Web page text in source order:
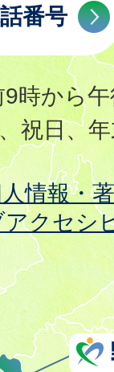
番号
9時から
祝日、
情報・
アクセシ